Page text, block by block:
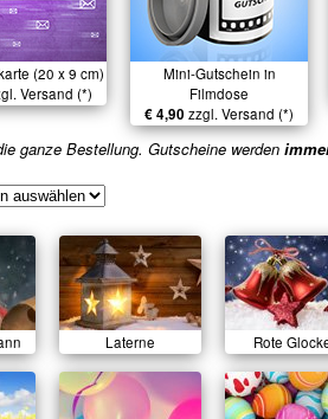
(20 x 9 cm)
Versand (*)
Mini-Gutschein in
Filmdose
€ 4,90 zzgl. Versand (*)
ganze Bestellung. Gutscheine werden
Laterne Rote